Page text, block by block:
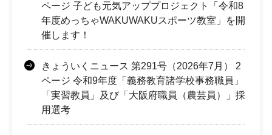
ページ 子ども元気アッププロジェクト「令和8
年度めっちゃWAKUWAKUスポーツ教室」を開
催します！
きょういくニュース 第291号（2026年7月） 2
ページ 令和9年度「義務教育諸学校事務職員」
「実習教員」及び「大阪府職員（農芸員）」採
用選考